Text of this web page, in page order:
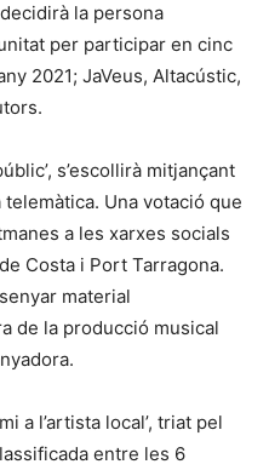
la persona
per participar en cinc
2021; JaVeus, Altacústic,
s’escollirà mitjançant
Una votació que
a les xarxes socials
Costa i Port Tarragona.
material
de la producció musical
a l’artista local’, triat pel
entre les 6